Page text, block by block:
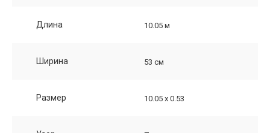
Длина 10.05 м
Ширина 53 см
Размер 10.05 х 0.53